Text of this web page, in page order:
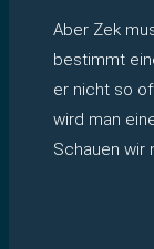
Aber Zek
bestimmt
er nicht so
wird man
Schauen wir